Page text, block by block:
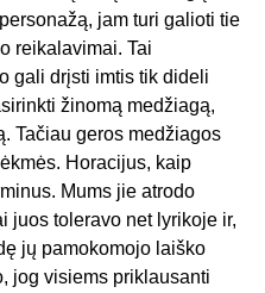
jam turi galioti tie
reikalavimai. Tai
gali drįsti imtis tik dideli
žinomą medžiagą,
Tačiau geros medžiagos
Horacijus, kaip
Mums jie atrodo
juos toleravo net lyrikoje ir,
jų pamokomojo laiško
jog visiems priklausanti